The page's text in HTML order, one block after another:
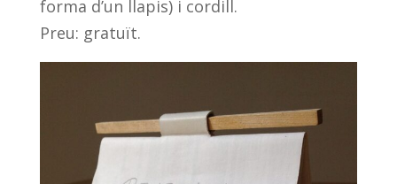
forma d’un llapis) i cordill.
Preu: gratuït.